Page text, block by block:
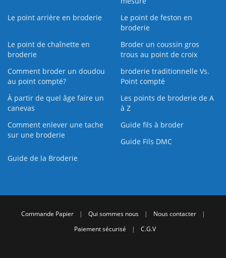
Le point arrière en broderie
Le point de feston en
broderie
Le point de chaînette en
broderie
Broder un coussin gros
trous au point de croix
Comment broder un doudou
au point compté?
broderie traditionnelle Vs.
Point compté
À partir de quel âge faire un
canevas
Les points de broderie de A
à Z
Comment enlever une tache
sur une broderie
Guide fils à broder
Guide Fils DMC
Guide de la Broderie
Commande Papier | Qui sommes nous | Nous contacter
|
Paiement sécurisé
| C.G.V